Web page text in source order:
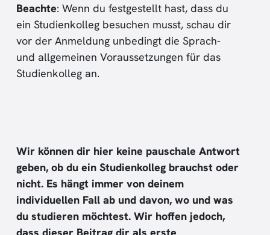
Beachte: Wenn du festgestellt hast, dass du
ein Studienkolleg besuchen musst, schau dir
vor der Anmeldung unbedingt die Sprach-
und allgemeinen Voraussetzungen für das
Studienkolleg an.
Wir können dir hier keine pauschale Antwort
geben, ob du ein Studienkolleg brauchst oder
nicht. Es hängt immer von deinem
individuellen Fall ab und davon, wo und was
du studieren möchtest. Wir hoffen jedoch,
dass dieser Beitrag dir als erste